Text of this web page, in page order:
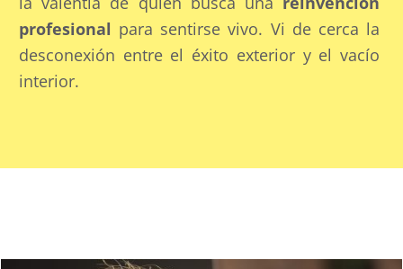
profesional para sentirse vivo. Vi de cerca la
desconexión entre el éxito exterior y el vacío
interior.